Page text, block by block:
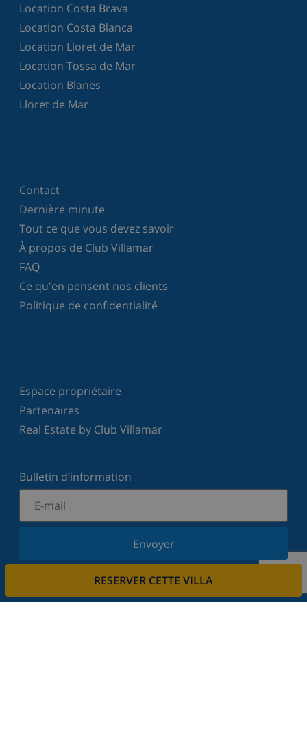
RESERVER CETTE VILLA
Location Costa Brava
Location Costa Blanca
Location Lloret de Mar
Location Tossa de Mar
Location Blanes
Lloret de Mar
Contact
Dernière minute
Tout ce que vous devez savoir
À propos de Club Villamar
FAQ
Ce qu'en pensent nos clients
Politique de confidentialité
Espace propriétaire
Partenaires
Real Estate by Club Villamar
Bulletin d’information
Envoyer
Inscrivez-vous à notre newsletter et restez informé
votre vie privée.